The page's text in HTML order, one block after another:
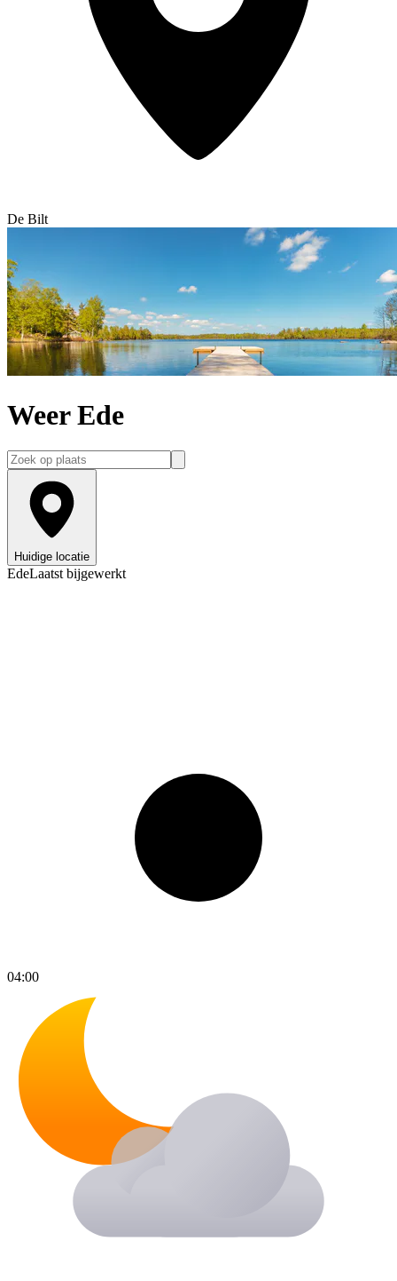
De Bilt
Weer Ede
Huidige locatie
EdeLaatst bijgewerkt
04:00